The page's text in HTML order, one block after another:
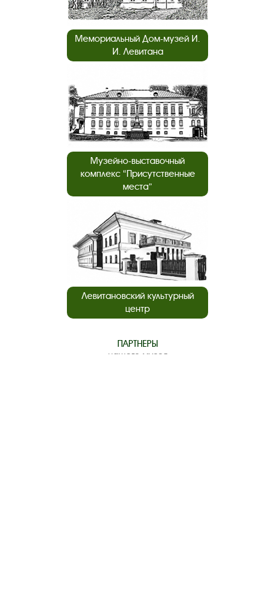
Мемориальный Дом-музей И.
И. Левитана
Музейно-выставочный
комплекс “Присутственные
места”
Левитановский культурный
центр
ПАРТНЕРЫ
нашего музея